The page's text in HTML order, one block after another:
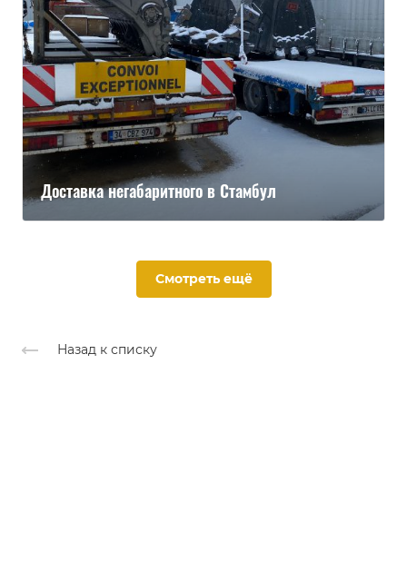
Доставка негабаритного в Стамбул
Смотреть ещё
Назад к списку